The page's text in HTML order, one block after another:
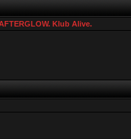
Klub Alive.